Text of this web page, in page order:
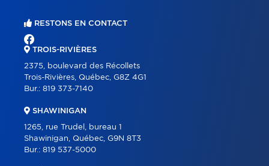
RESTONS EN CONTACT
TROIS-RIVIÈRES
2375, boulevard des Récollets
Trois-Rivières, Québec, G8Z 4G1
Bur.: 819 373-7140
SHAWINIGAN
1265, rue Trudel, bureau 1
Shawinigan, Québec, G9N 8T3
Bur.: 819 537-5000